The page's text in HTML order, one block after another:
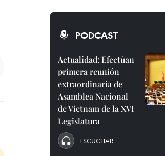
PODCAST
Actualidad: Efectúan
primera reunión
extraordinaria de
Asamblea Nacional
de Vietnam de la XVI
Legislatura
ESCUCHAR